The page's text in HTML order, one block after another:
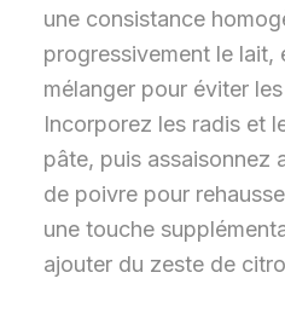
une consistance
progressivement le lait,
mélanger pour éviter
Incorporez les radis et
pâte, puis assaisonnez
de poivre pour
une touche
ajouter du zeste de